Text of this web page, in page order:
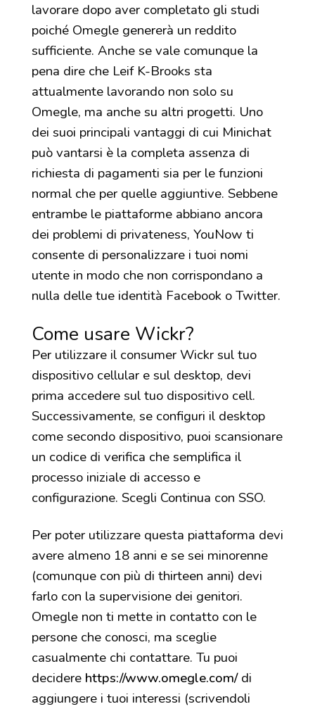
lavorare dopo aver completato gli studi
poiché Omegle genererà un reddito
sufficiente. Anche se vale comunque la
pena dire che Leif K-Brooks sta
attualmente lavorando non solo su
Omegle, ma anche su altri progetti. Uno
dei suoi principali vantaggi di cui Minichat
può vantarsi è la completa assenza di
richiesta di pagamenti sia per le funzioni
normal che per quelle aggiuntive. Sebbene
entrambe le piattaforme abbiano ancora
dei problemi di privateness, YouNow ti
consente di personalizzare i tuoi nomi
utente in modo che non corrispondano a
nulla delle tue identità Facebook o Twitter.
Come usare Wickr?
Per utilizzare il consumer Wickr sul tuo
dispositivo cellular e sul desktop, devi
prima accedere sul tuo dispositivo cell.
Successivamente, se configuri il desktop
come secondo dispositivo, puoi scansionare
un codice di verifica che semplifica il
processo iniziale di accesso e
configurazione. Scegli Continua con SSO.
Per poter utilizzare questa piattaforma devi
avere almeno 18 anni e se sei minorenne
(comunque con più di thirteen anni) devi
farlo con la supervisione dei genitori.
Omegle non ti mette in contatto con le
persone che conosci, ma sceglie
casualmente chi contattare. Tu puoi
decidere https://www.omegle.com/di
aggiungere i tuoi interessi (scrivendoli